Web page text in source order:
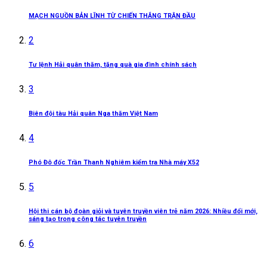
MẠCH NGUỒN BẢN LĨNH TỪ CHIẾN THẮNG TRẬN ĐẦU
2
Tư lệnh Hải quân thăm, tặng quà gia đình chính sách
3
Biên đội tàu Hải quân Nga thăm Việt Nam
4
Phó Đô đốc Trần Thanh Nghiêm kiểm tra Nhà máy X52
5
Hội thi cán bộ đoàn giỏi và tuyên truyền viên trẻ năm 2026: Nhiều đổi mới,
sáng tạo trong công tác tuyên truyền
6